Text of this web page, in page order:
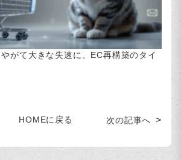
がて大きな失速に。EC再構築のタイ
HOMEに戻る 次の記事へ